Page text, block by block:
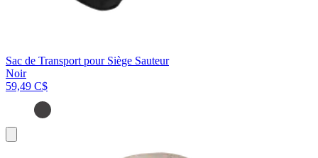
Sac de Transport pour Siège Sauteur
Noir
59,49 C$
au